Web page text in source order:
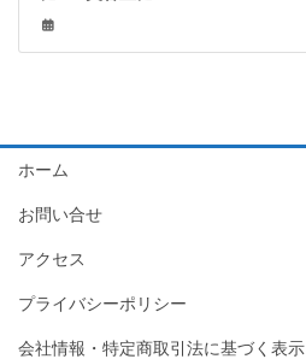
ホーム
お問い合せ
アクセス
プライバシーポリシー
会社情報・特定商取引法に基づく表示